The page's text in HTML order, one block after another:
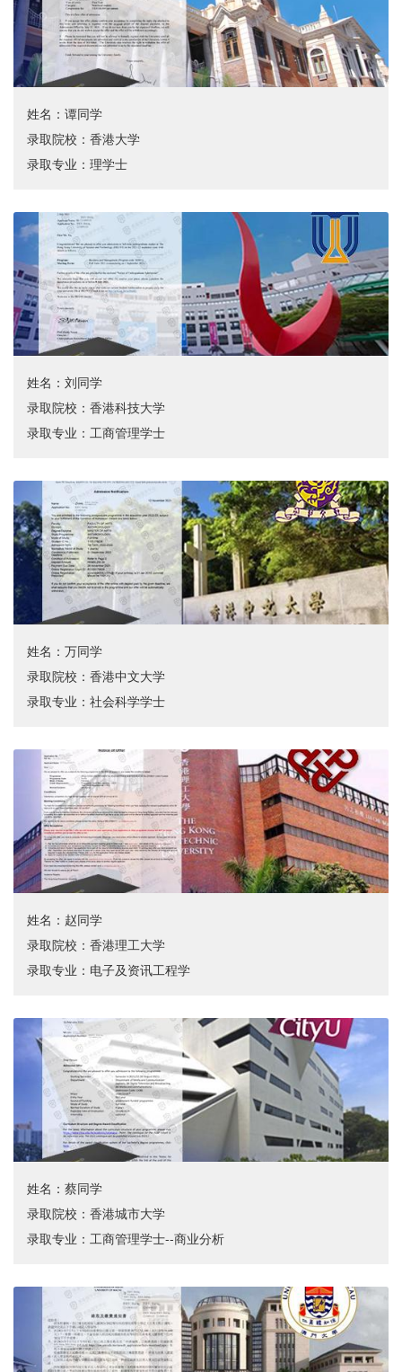
姓名：谭同学
录取院校：香港大学
录取专业：理学士
姓名：刘同学
录取院校：香港科技大学
录取专业：工商管理学士
姓名：万同学
录取院校：香港中文大学
录取专业：社会科学学士
姓名：赵同学
录取院校：香港理工大学
录取专业：电子及资讯工程学
姓名：蔡同学
录取院校：香港城市大学
录取专业：工商管理学士--商业分析